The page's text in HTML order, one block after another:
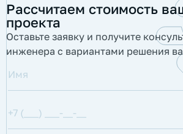
Рассчитаем стоимость
проекта
Оставьте заявку и получите
инженера с вариантами решения